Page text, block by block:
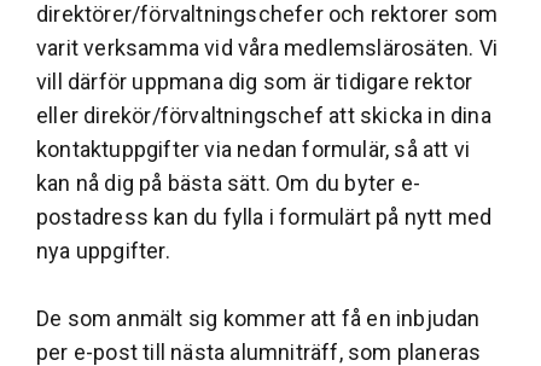
direktörer/förvaltningschefer och rektorer som
varit verksamma vid våra medlemslärosäten. Vi
vill därför uppmana dig som är tidigare rektor
eller direkör/förvaltningschef att skicka in dina
kontaktuppgifter via nedan formulär, så att vi
kan nå dig på bästa sätt. Om du byter e-
postadress kan du fylla i formulärt på nytt med
nya uppgifter.
De som anmält sig kommer att få en inbjudan
per e-post till nästa alumniträff, som planeras